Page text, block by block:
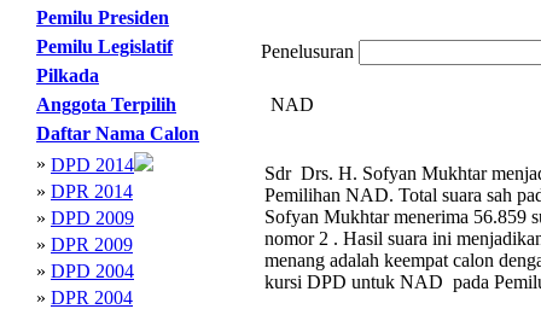
Pemilu Presiden
Pemilu Legislatif
Pilkada
Anggota Terpilih
Daftar Nama Calon
» DPD 2014
» DPR 2014
» DPD 2009
» DPR 2009
» DPD 2004
» DPR 2004
Penelusuran
NAD
Sdr Drs. H. Sofyan Mukhtar
Pemilihan NAD. Total suara sah
Sofyan Mukhtar menerima 56.859
nomor 2 . Hasil suara ini
menang adalah keempat calon
kursi DPD untuk NAD pada